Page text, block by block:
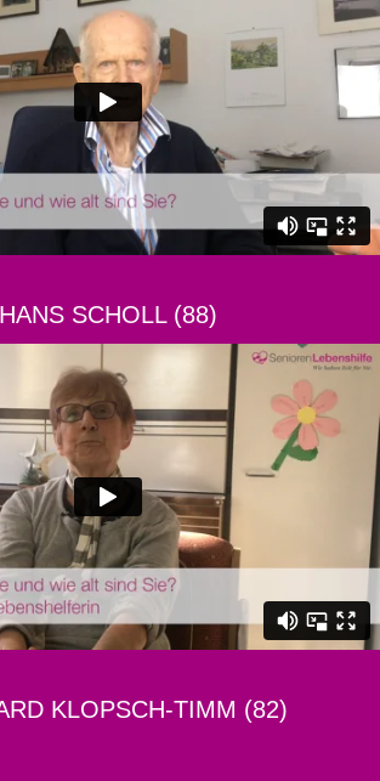
HANS SCHOLL (88)
KLOPSCH-TIMM (82)